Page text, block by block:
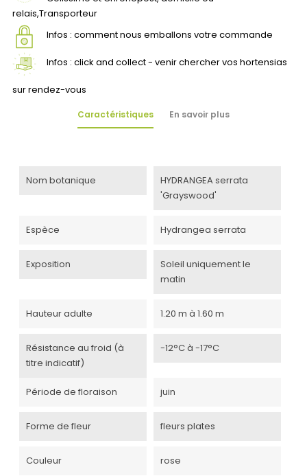
relais,Transporteur
Infos : comment nous emballons votre commande
Infos : click and collect - venir chercher vos hortensias
sur rendez-vous
Caractéristiques En savoir plus
Nom botanique
HYDRANGEA serrata
'Grayswood'
Espèce Hydrangea serrata
Exposition
Soleil uniquement le
matin
Hauteur adulte 1.20 m à 1.60 m
Résistance au froid (à
titre indicatif)
-12°C à -17°C
Période de floraison juin
Forme de fleur fleurs plates
Couleur rose